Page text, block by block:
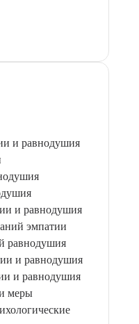
и равнодушия
и равнодушия
эмпатии
равнодушия
и равнодушия
и равнодушия
меры